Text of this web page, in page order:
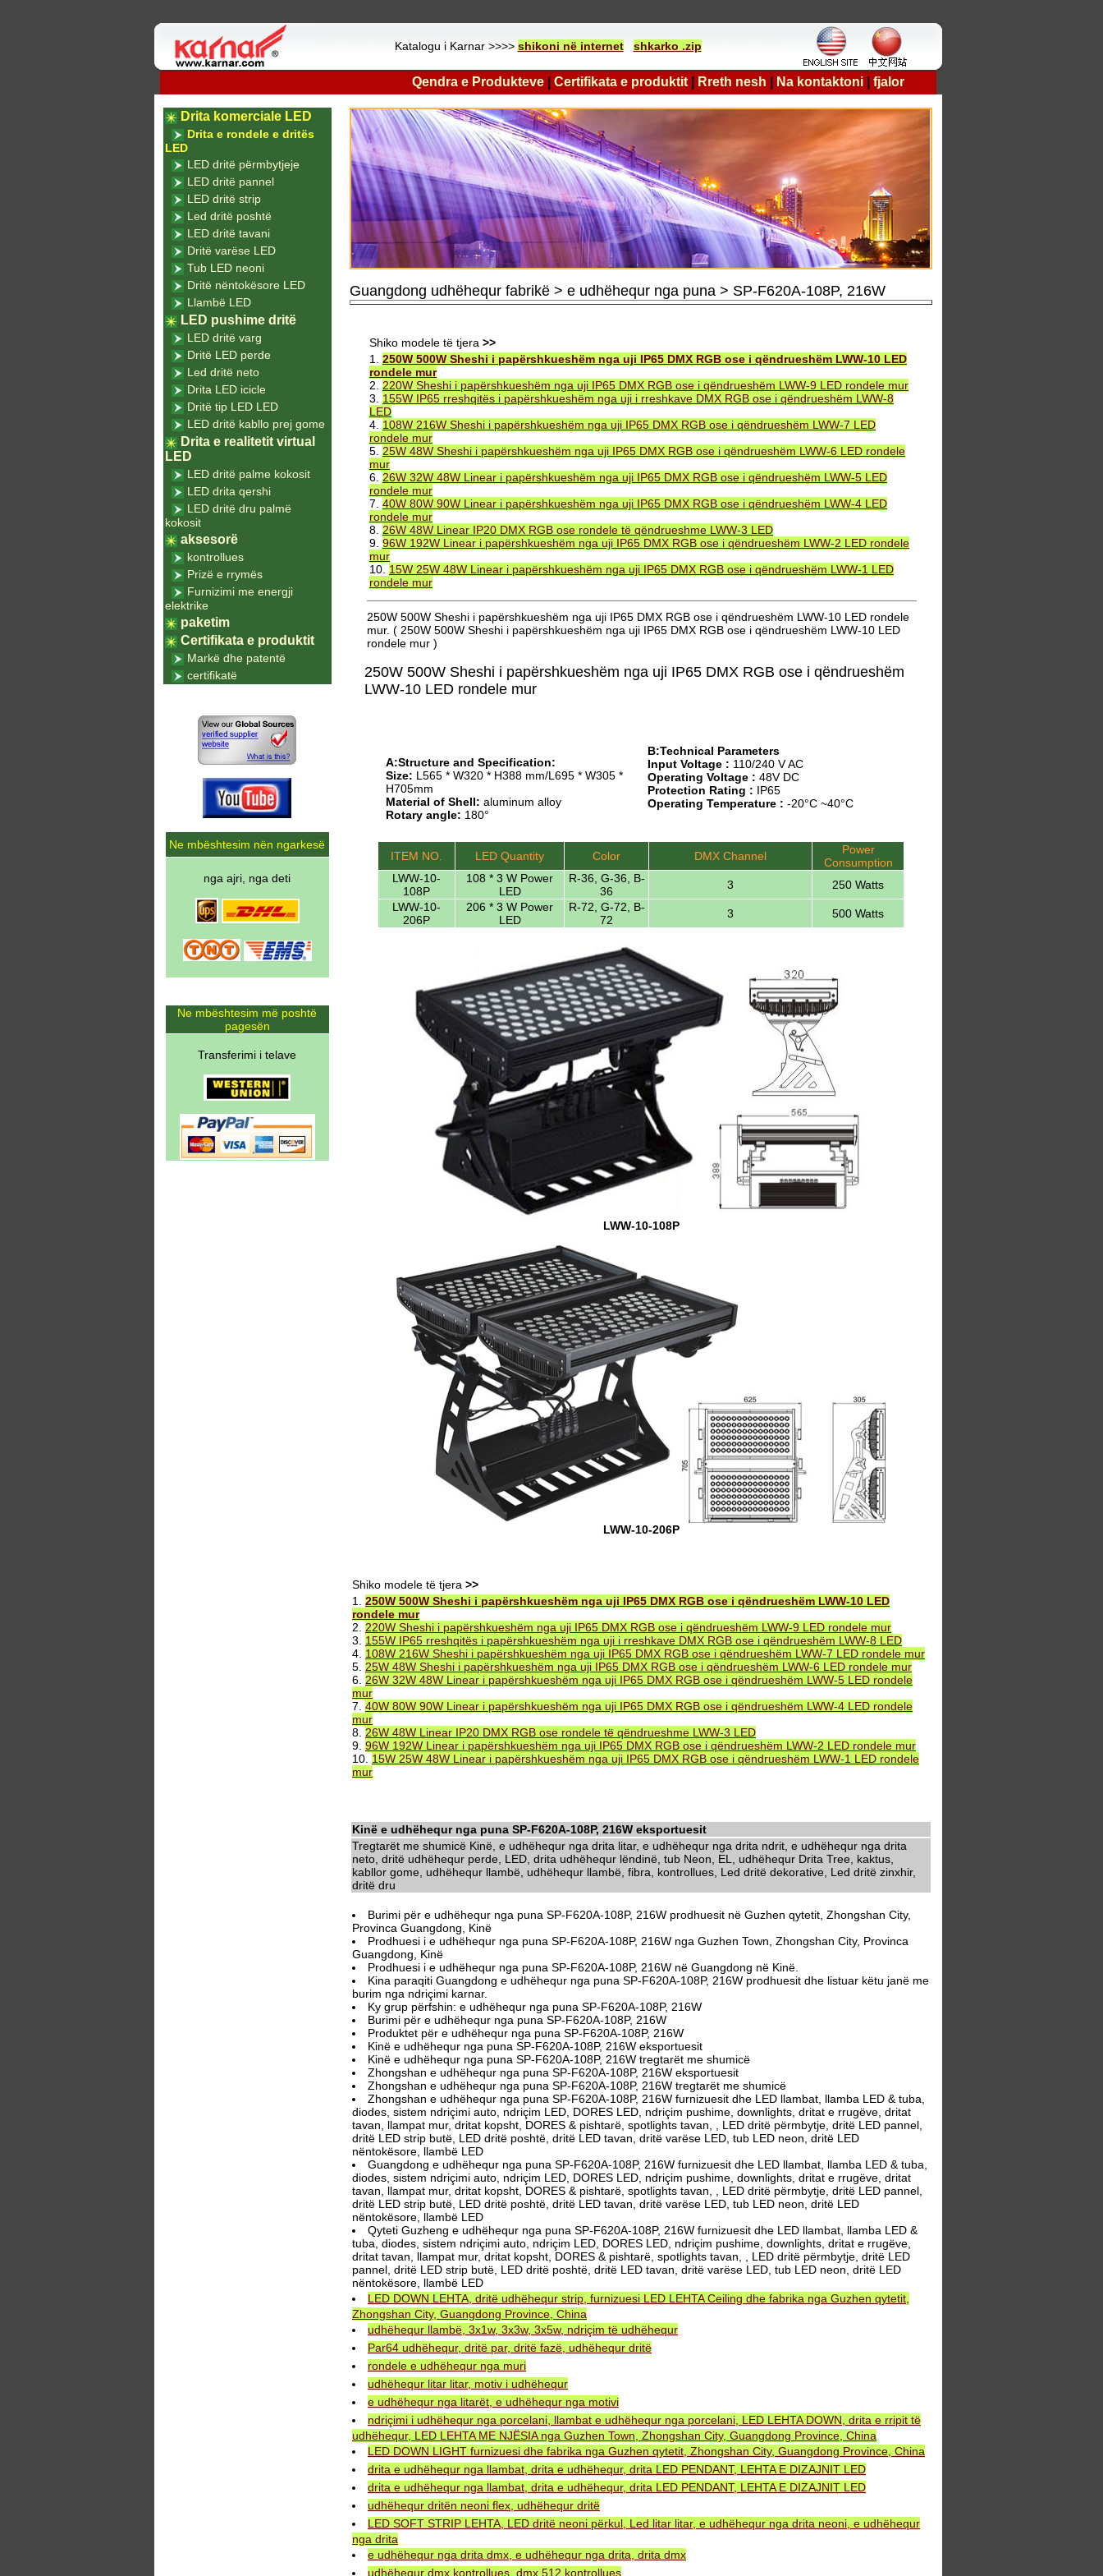
Katalogu i Karnar >>>> shikoni në internet shkarko .zip
Qendra e Produkteve Certifikata e produktit Rreth nesh Na kontaktoni fjalor
Guangdong udhëhequr fabrikë > e udhëhequr nga puna > SP-F620A-108P, 216W
Shiko modele të tjera >>
1. 250W 500W Sheshi i papërshkueshëm nga uji IP65 DMX RGB ose i qëndrueshëm LWW-10 LED
rondele mur
2. 220W Sheshi i papërshkueshëm nga uji IP65 DMX RGB ose i qëndrueshëm LWW-9 LED rondele mur
3. 155W IP65 rreshqitës i papërshkueshëm nga uji i rreshkave DMX RGB ose i qëndrueshëm LWW-8
LED
4. 108W 216W Sheshi i papërshkueshëm nga uji IP65 DMX RGB ose i qëndrueshëm LWW-7 LED
rondele mur
5. 25W 48W Sheshi i papërshkueshëm nga uji IP65 DMX RGB ose i qëndrueshëm LWW-6 LED rondele
mur
6. 26W 32W 48W Linear i papërshkueshëm nga uji IP65 DMX RGB ose i qëndrueshëm LWW-5 LED
rondele mur
7. 40W 80W 90W Linear i papërshkueshëm nga uji IP65 DMX RGB ose i qëndrueshëm LWW-4 LED
rondele mur
8. 26W 48W Linear IP20 DMX RGB ose rondele të qëndrueshme LWW-3 LED
9. 96W 192W Linear i papërshkueshëm nga uji IP65 DMX RGB ose i qëndrueshëm LWW-2 LED rondele
mur
10. 15W 25W 48W Linear i papërshkueshëm nga uji IP65 DMX RGB ose i qëndrueshëm LWW-1 LED
rondele mur
250W 500W Sheshi i papërshkueshëm nga uji IP65 DMX RGB ose i qëndrueshëm LWW-10 LED rondele
mur. ( 250W 500W Sheshi i papërshkueshëm nga uji IP65 DMX RGB ose i qëndrueshëm LWW-10 LED
rondele mur )
250W 500W Sheshi i papërshkueshëm nga uji IP65 DMX RGB ose i qëndrueshëm
LWW-10 LED rondele mur
A:Structure and Specification:
Size: L565 * W320 * H388 mm/L695 * W305 *
H705mm
Material of Shell: aluminum alloy
Rotary angle: 180°
B:Technical Parameters
Input Voltage : 110/240 V AC
Operating Voltage : 48V DC
Protection Rating : IP65
Operating Temperature : -20°C ~40°C
ITEM NO. LED Quantity Color DMX Channel
Power
Consumption
LWW-10-
108P
108 * 3 W Power
LED
R-36, G-36, B-
36
3
250 Watts
LWW-10-
206P
206 * 3 W Power
LED
R-72, G-72, B-
72
3 500 Watts
LWW-10-108P
LWW-10-206P
Shiko modele të tjera >>
1. 250W 500W Sheshi i papërshkueshëm nga uji IP65 DMX RGB ose i qëndrueshëm LWW-10 LED
rondele mur
2. 220W Sheshi i papërshkueshëm nga uji IP65 DMX RGB ose i qëndrueshëm LWW-9 LED rondele mur
3. 155W IP65 rreshqitës i papërshkueshëm nga uji i rreshkave DMX RGB ose i qëndrueshëm LWW-8 LED
4. 108W 216W Sheshi i papërshkueshëm nga uji IP65 DMX RGB ose i qëndrueshëm LWW-7 LED rondele mur
5. 25W 48W Sheshi i papërshkueshëm nga uji IP65 DMX RGB ose i qëndrueshëm LWW-6 LED rondele mur
6. 26W 32W 48W Linear i papërshkueshëm nga uji IP65 DMX RGB ose i qëndrueshëm LWW-5 LED rondele
mur
7. 40W 80W 90W Linear i papërshkueshëm nga uji IP65 DMX RGB ose i qëndrueshëm LWW-4 LED rondele
mur
8. 26W 48W Linear IP20 DMX RGB ose rondele të qëndrueshme LWW-3 LED
9. 96W 192W Linear i papërshkueshëm nga uji IP65 DMX RGB ose i qëndrueshëm LWW-2 LED rondele mur
10. 15W 25W 48W Linear i papërshkueshëm nga uji IP65 DMX RGB ose i qëndrueshëm LWW-1 LED rondele
mur
Kinë e udhëhequr nga puna SP-F620A-108P, 216W eksportuesit
Tregtarët me shumicë Kinë, e udhëhequr nga drita litar, e udhëhequr nga drita ndrit, e udhëhequr nga drita
neto, dritë udhëhequr perde, LED, drita udhëhequr lëndinë, tub Neon, EL, udhëhequr Drita Tree, kaktus,
kabllor gome, udhëhequr llambë, udhëhequr llambë, fibra, kontrollues, Led dritë dekorative, Led dritë zinxhir,
dritë dru
Burimi për e udhëhequr nga puna SP-F620A-108P, 216W prodhuesit në Guzhen qytetit, Zhongshan City,
Provinca Guangdong, Kinë
Prodhuesi i e udhëhequr nga puna SP-F620A-108P, 216W nga Guzhen Town, Zhongshan City, Provinca
Guangdong, Kinë
Prodhuesi i e udhëhequr nga puna SP-F620A-108P, 216W në Guangdong në Kinë.
Kina paraqiti Guangdong e udhëhequr nga puna SP-F620A-108P, 216W prodhuesit dhe listuar këtu janë me
burim nga ndriçimi karnar.
Ky grup përfshin: e udhëhequr nga puna SP-F620A-108P, 216W
Burimi për e udhëhequr nga puna SP-F620A-108P, 216W
Produktet për e udhëhequr nga puna SP-F620A-108P, 216W
Kinë e udhëhequr nga puna SP-F620A-108P, 216W eksportuesit
Kinë e udhëhequr nga puna SP-F620A-108P, 216W tregtarët me shumicë
Zhongshan e udhëhequr nga puna SP-F620A-108P, 216W eksportuesit
Zhongshan e udhëhequr nga puna SP-F620A-108P, 216W tregtarët me shumicë
Zhongshan e udhëhequr nga puna SP-F620A-108P, 216W furnizuesit dhe LED llambat, llamba LED & tuba,
diodes, sistem ndriçimi auto, ndriçim LED, DORES LED, ndriçim pushime, downlights, dritat e rrugëve, dritat
tavan, llampat mur, dritat kopsht, DORES & pishtarë, spotlights tavan, , LED dritë përmbytje, dritë LED pannel,
dritë LED strip butë, LED dritë poshtë, dritë LED tavan, dritë varëse LED, tub LED neon, dritë LED
nëntokësore, llambë LED
Guangdong e udhëhequr nga puna SP-F620A-108P, 216W furnizuesit dhe LED llambat, llamba LED & tuba,
diodes, sistem ndriçimi auto, ndriçim LED, DORES LED, ndriçim pushime, downlights, dritat e rrugëve, dritat
tavan, llampat mur, dritat kopsht, DORES & pishtarë, spotlights tavan, , LED dritë përmbytje, dritë LED pannel,
dritë LED strip butë, LED dritë poshtë, dritë LED tavan, dritë varëse LED, tub LED neon, dritë LED
nëntokësore, llambë LED
Qyteti Guzheng e udhëhequr nga puna SP-F620A-108P, 216W furnizuesit dhe LED llambat, llamba LED &
tuba, diodes, sistem ndriçimi auto, ndriçim LED, DORES LED, ndriçim pushime, downlights, dritat e rrugëve,
dritat tavan, llampat mur, dritat kopsht, DORES & pishtarë, spotlights tavan, , LED dritë përmbytje, dritë LED
pannel, dritë LED strip butë, LED dritë poshtë, dritë LED tavan, dritë varëse LED, tub LED neon, dritë LED
nëntokësore, llambë LED
LED DOWN LEHTA, dritë udhëhequr strip, furnizuesi LED LEHTA Ceiling dhe fabrika nga Guzhen qytetit,
Zhongshan City, Guangdong Province, China
udhëhequr llambë, 3x1w, 3x3w, 3x5w, ndriçim të udhëhequr
Par64 udhëhequr, dritë par, dritë fazë, udhëhequr dritë
rondele e udhëhequr nga muri
udhëhequr litar litar, motiv i udhëhequr
e udhëhequr nga litarët, e udhëhequr nga motivi
ndriçimi i udhëhequr nga porcelani, llambat e udhëhequr nga porcelani, LED LEHTA DOWN, drita e rripit të
udhëhequr, LED LEHTA ME NJËSIA nga Guzhen Town, Zhongshan City, Guangdong Province, China
LED DOWN LIGHT furnizuesi dhe fabrika nga Guzhen qytetit, Zhongshan City, Guangdong Province, China
drita e udhëhequr nga llambat, drita e udhëhequr, drita LED PENDANT, LEHTA E DIZAJNIT LED
drita e udhëhequr nga llambat, drita e udhëhequr, drita LED PENDANT, LEHTA E DIZAJNIT LED
udhëhequr dritën neoni flex, udhëhequr dritë
LED SOFT STRIP LEHTA, LED dritë neoni përkul, Led litar litar, e udhëhequr nga drita neoni, e udhëhequr
nga drita
e udhëhequr nga drita dmx, e udhëhequr nga drita, drita dmx
udhëhequr dmx kontrollues, dmx 512 kontrollues
Drita komerciale LED
Drita e rondele e dritës
LED
LED dritë përmbytjeje
LED dritë pannel
LED dritë strip
Led dritë poshtë
LED dritë tavani
Dritë varëse LED
Tub LED neoni
Dritë nëntokësore LED
Llambë LED
LED pushime dritë
LED dritë varg
Dritë LED perde
Led dritë neto
Drita LED icicle
Dritë tip LED LED
LED dritë kabllo prej gome
Drita e realitetit virtual
LED
LED dritë palme kokosit
LED drita qershi
LED dritë dru palmë
kokosit
aksesorë
kontrollues
Prizë e rrymës
Furnizimi me energji
elektrike
paketim
Certifikata e produktit
Markë dhe patentë
certifikatë
Ne mbështesim nën ngarkesë
nga ajri, nga deti
Ne mbështesim më poshtë
pagesën
Transferimi i telave